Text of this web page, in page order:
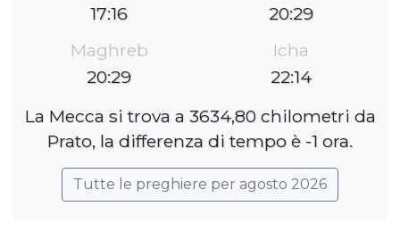
17:16
20:29
Maghreb
20:29
Icha
22:14
La Mecca si trova a 3634,80 chilometri da
Prato, la differenza di tempo è -1 ora.
Tutte le preghiere per agosto 2026